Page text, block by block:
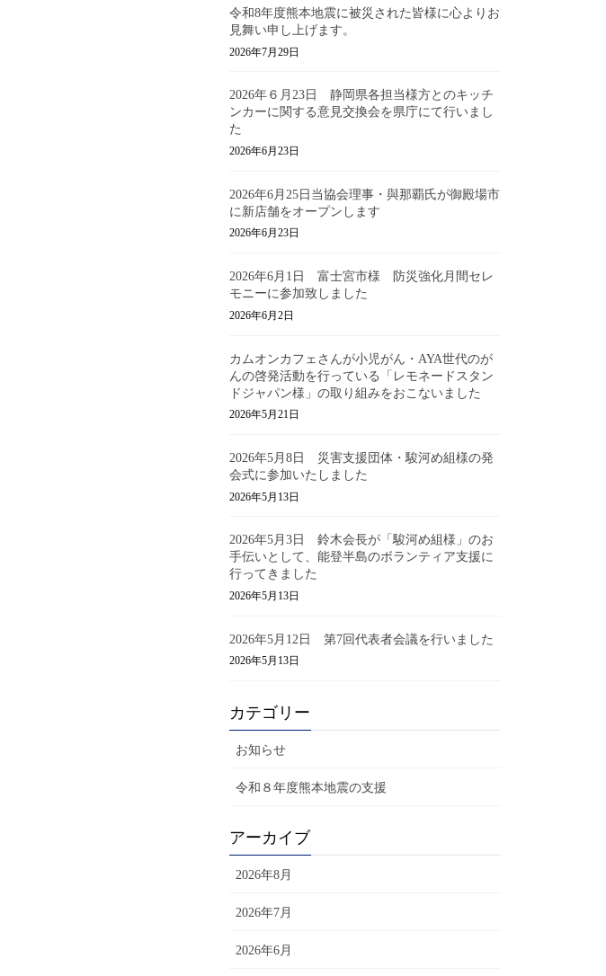
令和8年度熊本地震に被災された皆様に心よりお
見舞い申し上げます。
2026年7月29日
2026年６月23日 静岡県各担当様方とのキッチ
ンカーに関する意見交換会を県庁にて行いまし
た
2026年6月23日
2026年6月25日当協会理事・與那覇氏が御殿場市
に新店舗をオープンします
2026年6月23日
2026年6月1日 富士宮市様 防災強化月間セレ
モニーに参加致しました
2026年6月2日
カムオンカフェさんが小児がん・AYA世代のが
んの啓発活動を行っている「レモネードスタン
ドジャパン様」の取り組みをおこないました
2026年5月21日
2026年5月8日 災害支援団体・駿河め組様の発
会式に参加いたしました
2026年5月13日
2026年5月3日 鈴木会長が「駿河め組様」のお
手伝いとして、能登半島のボランティア支援に
行ってきました
2026年5月13日
2026年5月12日 第7回代表者会議を行いました
2026年5月13日
カテゴリー
お知らせ
令和８年度熊本地震の支援
アーカイブ
2026年8月
2026年7月
2026年6月